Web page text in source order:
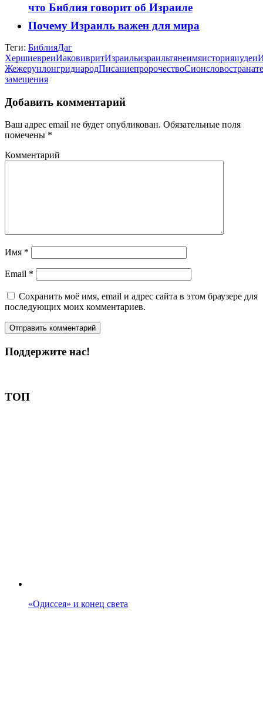
что Библия говорит об Израиле
Почему Израиль важен для мира
Теги: БиблияДаг
ХершиевреиИаковивритИзраильизраильтянеимяисторияиудеи
ЖежерунлонгриднародПисаниепророчествоСионсловострана
замещения
Добавить комментарий
Ваш адрес email не будет опубликован. Обязательные поля
помечены *
Комментарий
Имя *
Email *
Сохранить моё имя, email и адрес сайта в этом браузере для
последующих моих комментариев.
Поддержите нас!
ТОП
«Одиссея» и конец света